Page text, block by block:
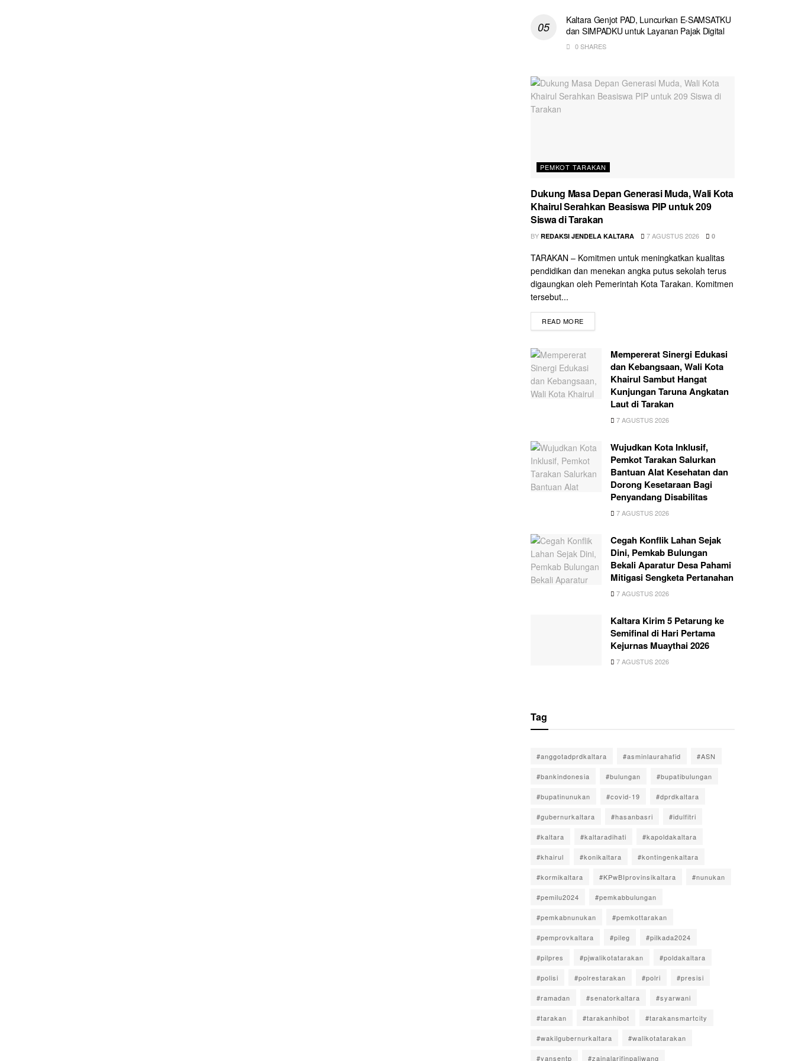
Kaltara Genjot PAD, Luncurkan E-SAMSATKU
dan SIMPADKU untuk Layanan Pajak Digital
0 SHARES
PEMKOT TARAKAN
Dukung Masa Depan Generasi Muda, Wali Kota
Khairul Serahkan Beasiswa PIP untuk 209
Siswa di Tarakan
BY REDAKSI JENDELA KALTARA 7 AGUSTUS 2026 0
TARAKAN – Komitmen untuk meningkatkan kualitas
pendidikan dan menekan angka putus sekolah terus
digaungkan oleh Pemerintah Kota Tarakan. Komitmen
tersebut...
READ MORE
Mempererat Sinergi Edukasi
dan Kebangsaan, Wali Kota
Khairul Sambut Hangat
Kunjungan Taruna Angkatan
Laut di Tarakan
7 AGUSTUS 2026
Wujudkan Kota Inklusif,
Pemkot Tarakan Salurkan
Bantuan Alat Kesehatan dan
Dorong Kesetaraan Bagi
Penyandang Disabilitas
7 AGUSTUS 2026
Cegah Konflik Lahan Sejak
Dini, Pemkab Bulungan
Bekali Aparatur Desa Pahami
Mitigasi Sengketa Pertanahan
7 AGUSTUS 2026
Kaltara Kirim 5 Petarung ke
Semifinal di Hari Pertama
Kejurnas Muaythai 2026
7 AGUSTUS 2026
Tag
#anggotadprdkaltara #asminlaurahafid #ASN
#bankindonesia #bulungan #bupatibulungan
#bupatinunukan #covid-19 #dprdkaltara
#gubernurkaltara #hasanbasri #idulfitri
#kaltara #kaltaradihati #kapoldakaltara
#khairul #konikaltara #kontingenkaltara
#kormikaltara #KPwBIprovinsikaltara #nunukan
#pemilu2024 #pemkabbulungan
#pemkabnunukan #pemkottarakan
#pemprovkaltara #pileg #pilkada2024
#pilpres #pjwalikotatarakan #poldakaltara
#polisi #polrestarakan #polri #presisi
#ramadan #senatorkaltara #syarwani
#tarakan #tarakanhibot #tarakansmartcity
#wakilgubernurkaltara #walikotatarakan
#yansentp #zainalarifinpaliwang